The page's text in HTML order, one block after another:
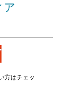
ア
方はチェッ